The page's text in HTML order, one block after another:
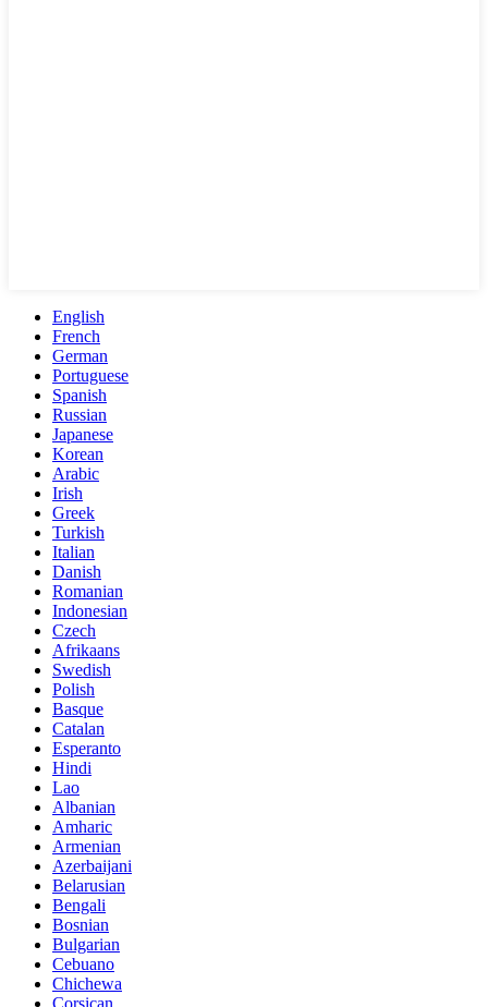
English
French
German
Portuguese
Spanish
Russian
Japanese
Korean
Arabic
Irish
Greek
Turkish
Italian
Danish
Romanian
Indonesian
Czech
Afrikaans
Swedish
Polish
Basque
Catalan
Esperanto
Hindi
Lao
Albanian
Amharic
Armenian
Azerbaijani
Belarusian
Bengali
Bosnian
Bulgarian
Cebuano
Chichewa
Corsican